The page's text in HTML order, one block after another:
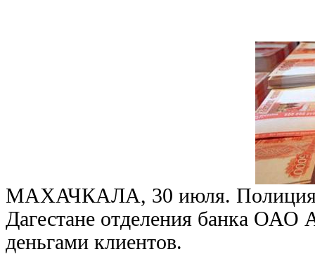
МАХАЧКАЛА, 30 июля. Полиция
Дагестане отделения банка
деньгами клиентов.